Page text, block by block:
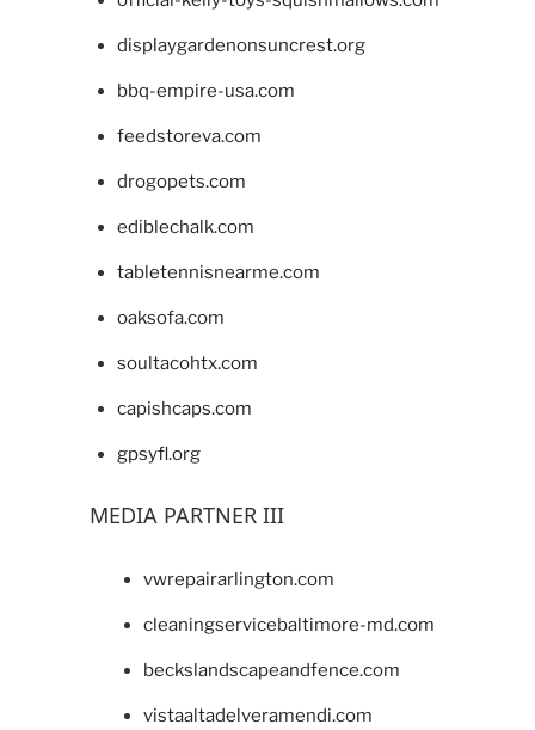
displaygardenonsuncrest.org
bbq-empire-usa.com
feedstoreva.com
drogopets.com
ediblechalk.com
tabletennisnearme.com
oaksofa.com
soultacohtx.com
capishcaps.com
gpsyfl.org
MEDIA PARTNER III
vwrepairarlington.com
cleaningservicebaltimore-md.com
beckslandscapeandfence.com
vistaaltadelveramendi.com